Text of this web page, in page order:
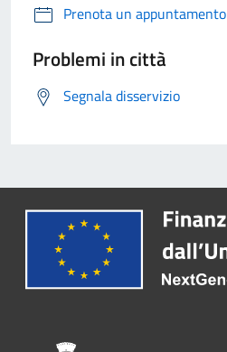
Prenota un appuntamento
Problemi in città
Segnala disservizio